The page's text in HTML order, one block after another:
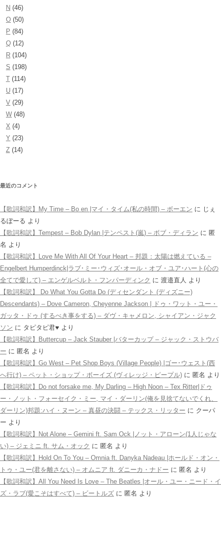
N (46)
O (50)
P (84)
Q (12)
R (104)
S (198)
T (114)
U (17)
V (29)
W (48)
X (4)
Y (23)
Z (14)
最近のコメント
【歌詞和訳】My Time – Bo en |マイ・タイム(私の時間) – ボーエン に じぇ
るぼーる より
【歌詞和訳】Tempest – Bob Dylan |テンペスト(嵐) – ボブ・ディラン に 匿
名 より
【歌詞和訳】Love Me With All Of Your Heart – 邦題：太陽は燃えている –
Engelbert Humperdinck|ラブ･ミー･ウィズ･オール・オブ・ユア･ハート(心の
全てで愛して) – エンゲルベルト・フンパーディンク に 渡邉直人 より
【歌詞和訳】 Do What You Gotta Do (ディセンダント (ディズニー)
Descendants) – Dove Cameron, Cheyenne Jackson | ドゥ・ワット・ユー・
ガッタ・ドゥ (するべき事をする) – ダヴ・キャメロン, シャイアン・ジャク
ソン に タピタピ君♥️ より
【歌詞和訳】Buttercup – Jack Stauber |バターカップ – ジャック・ストウバ
ー に 匿名 より
【歌詞和訳】Go West – Pet Shop Boys (Village People) |ゴー･ウェスト(西
へ行け) – ペット・ショップ・ボーイズ (ヴィレッジ・ピープル) に 匿名 より
【歌詞和訳】Do not forsake me, My Darling – High Noon – Tex Ritter|ドゥ
ー・ノット・フォーセイク・ミー, マイ・ダーリン(俺を見捨てないでくれ、
ダーリン)邦題:ハイ・ヌーン – 真昼の決闘 – テックス・リッター に クーパ
ー より
【歌詞和訳】Not Alone – Gemini ft. Sam Ock |ノット・アローン(1人じゃな
い) – ジェミニ ft. サム・オック に 匿名 より
【歌詞和訳】Hold On To You – Omnia ft. Danyka Nadeau |ホールド・オン・
トゥ・ユー(君を離さない) – オムニア ft. ダニーカ・ナドー に 匿名 より
【歌詞和訳】All You Need Is Love – The Beatles |オール・ユー・ニード・イ
ズ・ラブ(愛こそはすべて) – ビートルズ に 匿名 より